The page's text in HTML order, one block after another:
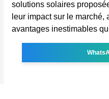
solutions solaires
leur impact sur le marché,
avantages inestimables